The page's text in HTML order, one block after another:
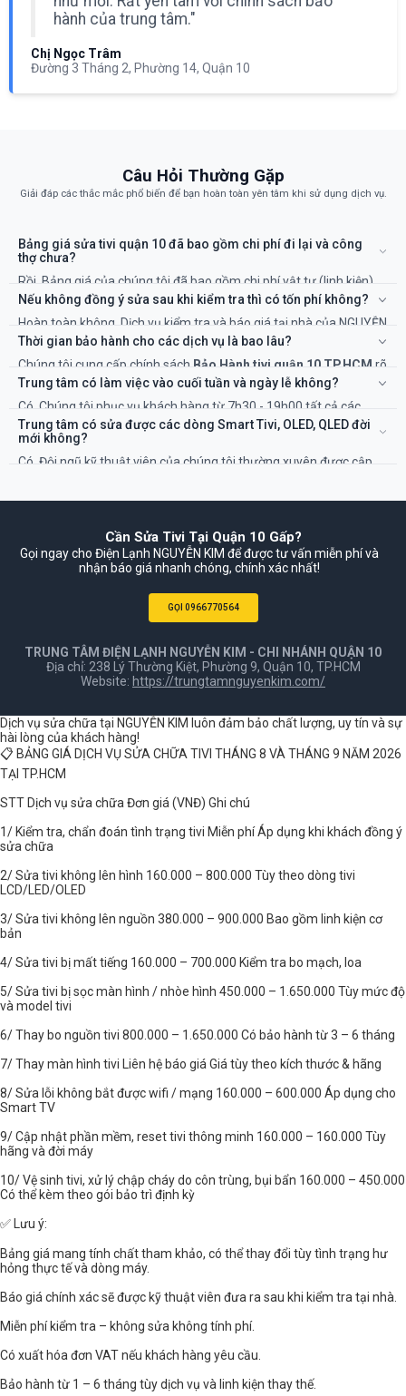
hành của trung tâm."
Chị Ngọc Trâm
Đường 3 Tháng 2, Phường 14, Quận 10
Câu Hỏi Thường Gặp
Giải đáp các thắc mắc phổ biến để bạn hoàn toàn yên tâm khi sử dụng dịch vụ.
Bảng giá sửa tivi quận 10 đã bao gồm chi phí đi lại và công
thợ chưa?
Rồi. Bảng giá của chúng tôi đã bao gồm chi phí vật tư (linh kiện)
và công của kỹ thuật viên. Sẽ không có chi phí ẩn nào khác.
Nếu không đồng ý sửa sau khi kiểm tra thì có tốn phí không?
Hoàn toàn không. Dịch vụ kiểm tra và báo giá tại nhà của NGUYỄN
KIM là miễn phí 100%. Bạn chỉ thanh toán khi đồng ý với phương
án và chi phí sửa chữa.
Thời gian bảo hành cho các dịch vụ là bao lâu?
Chúng tôi cung cấp chính sách Bảo Hành tivi quận 10 TP.HCM rõ
ràng, từ 3 đến 12 tháng tùy thuộc vào hạng mục sửa chữa và linh
kiện thay thế. Thời gian cụ thể sẽ được ghi rõ trên phiếu bảo hành.
Trung tâm có làm việc vào cuối tuần và ngày lễ không?
Có. Chúng tôi phục vụ khách hàng từ 7h30 - 19h00 tất cả các
ngày trong tuần, kể cả Thứ 7, Chủ Nhật và các ngày Lễ, Tết để đáp
ứng nhu cầu cấp thiết của bạn.
Trung tâm có sửa được các dòng Smart Tivi, OLED, QLED đời
mới không?
Có. Đội ngũ kỹ thuật viên của chúng tôi thường xuyên được cập
Cần Sửa Tivi Tại Quận 10 Gấp?
Gọi ngay cho Điện Lạnh NGUYỄN KIM để được tư vấn miễn phí và
nhận báo giá nhanh chóng, chính xác nhất!
GỌI 0966770564
TRUNG TÂM ĐIỆN LẠNH NGUYỄN KIM - CHI NHÁNH QUẬN 10
Địa chỉ: 238 Lý Thường Kiệt, Phường 9, Quận 10, TP.HCM
Website: https://trungtamnguyenkim.com/
Dịch vụ sửa chữa tại NGUYỄN KIM luôn đảm bảo chất lượng, uy tín và sự
hài lòng của khách hàng!
📋 BẢNG GIÁ DỊCH VỤ SỬA CHỮA TIVI THÁNG 8 VÀ THÁNG 9 NĂM 2026
TẠI TP.HCM
STT Dịch vụ sửa chữa Đơn giá (VNĐ) Ghi chú
1/ Kiểm tra, chẩn đoán tình trạng tivi Miễn phí Áp dụng khi khách đồng ý
sửa chữa
2/ Sửa tivi không lên hình 160.000 – 800.000 Tùy theo dòng tivi
LCD/LED/OLED
3/ Sửa tivi không lên nguồn 380.000 – 900.000 Bao gồm linh kiện cơ
bản
4/ Sửa tivi bị mất tiếng 160.000 – 700.000 Kiểm tra bo mạch, loa
5/ Sửa tivi bị sọc màn hình / nhòe hình 450.000 – 1.650.000 Tùy mức độ
và model tivi
6/ Thay bo nguồn tivi 800.000 – 1.650.000 Có bảo hành từ 3 – 6 tháng
7/ Thay màn hình tivi Liên hệ báo giá Giá tùy theo kích thước & hãng
8/ Sửa lỗi không bắt được wifi / mạng 160.000 – 600.000 Áp dụng cho
Smart TV
9/ Cập nhật phần mềm, reset tivi thông minh 160.000 – 160.000 Tùy
hãng và đời máy
10/ Vệ sinh tivi, xử lý chập cháy do côn trùng, bụi bẩn 160.000 – 450.000
Có thể kèm theo gói bảo trì định kỳ
✅ Lưu ý:
Bảng giá mang tính chất tham khảo, có thể thay đổi tùy tình trạng hư
hỏng thực tế và dòng máy.
Báo giá chính xác sẽ được kỹ thuật viên đưa ra sau khi kiểm tra tại nhà.
Miễn phí kiểm tra – không sửa không tính phí.
Có xuất hóa đơn VAT nếu khách hàng yêu cầu.
Bảo hành từ 1 – 6 tháng tùy dịch vụ và linh kiện thay thế.